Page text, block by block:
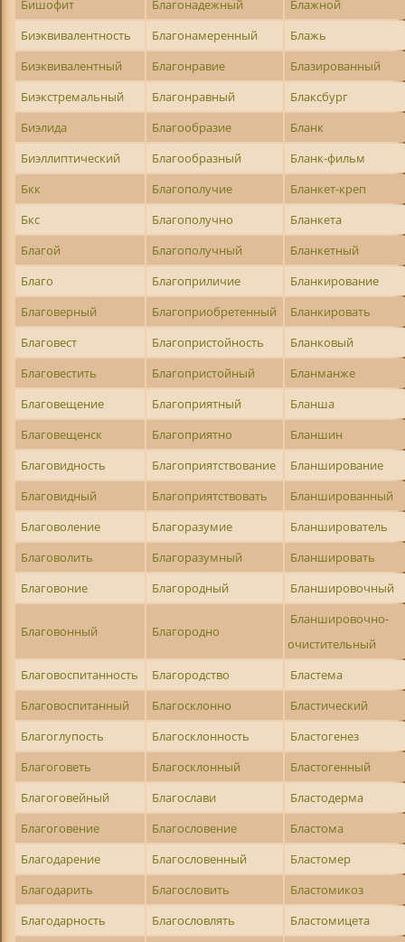
Бишофит
Благонадежный
Блажной
Биэквивалентность
Благонамеренный
Блажь
Биэквивалентный
Благонравие
Блазированный
Биэкстремальный
Благонравный
Блаксбург
Биэлида
Благообразие
Бланк
Биэллиптический
Благообразный
Бланк-фильм
Бкк
Благополучие
Бланкет-креп
Бкс
Благополучно
Бланкета
Благой
Благополучный
Бланкетный
Благо
Благоприличие
Бланкирование
Благоверный
Благоприобретенный
Бланкировать
Благовест
Благопристойность
Бланковый
Благовестить
Благопристойный
Бланманже
Благовещение
Благоприятный
Бланша
Благовещенск
Благоприятно
Бланшин
Благовидность
Благоприятствование
Бланширование
Благовидный
Благоприятствовать
Бланшированный
Благоволение
Благоразумие
Бланширователь
Благоволить
Благоразумный
Бланшировать
Благовоние
Благородный Бланшировочный
Благовонный Благородно
Бланшировочно-
очистительный
Благовоспитанность
Благородство
Бластема
Благовоспитанный
Благосклонно
Бластический
Благоглупость
Благосклонность
Бластогенез
Благоговеть
Благосклонный
Бластогенный
Благоговейный
Благослави
Бластодерма
Благоговение
Благословение
Бластома
Благодарение
Благословенный
Бластомер
Благодарить
Благословить
Бластомикоз
Благодарность
Благословлять
Бластомицета